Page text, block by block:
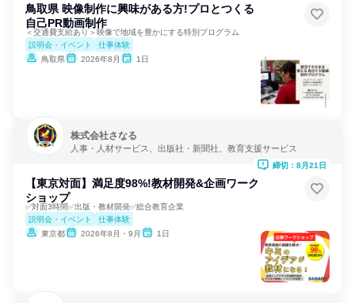
鳥取県 映像制作に興味がある方!プロとつくる
自己PR動画制作
＜交通費支給あり＞映像で地域を豊かにする特別プログラム
説明会・イベント
仕事体験
鳥取県
2026年8月 1日
株式会社さなる
人事・人材サービス、出版社・新聞社、教育支援サービス
【東京対面】満足度98%!教材開発&企画ワーク
ショップ
✅対面3時間✅出版・教材開発✅総合教育企業
説明会・イベント
仕事体験
東京都
2026年8月・9月 1日
締切：8月21日